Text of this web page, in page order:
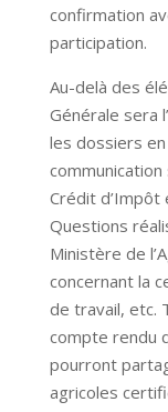
confirmation
participation.
Au-delà des
Générale sera
les dossiers
Crédit d’Impôt
Questions
Ministère de
concernant la
de travail, etc.
compte rendu
pourront
agricoles